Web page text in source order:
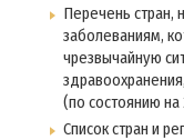
Перечень стран,
заболеваниям,
чрезвычайную
(по состоянию
Список стран и